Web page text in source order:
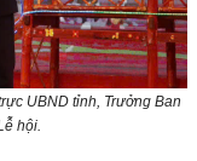
UBND tỉnh, Trưởng Ban
hội.